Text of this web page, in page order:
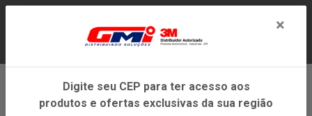
ATENDIMENTO DENTRO DO ESTADO DE
MINAS GERAIS.
Baixe já nosso APP
×
Digite seu CEP para ter acesso aos
produtos e ofertas exclusivas da sua região